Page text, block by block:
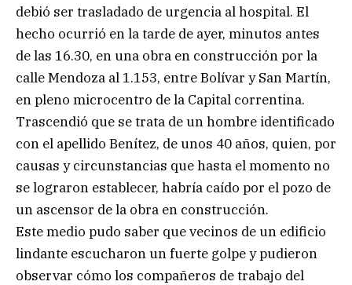
debió ser trasladado de urgencia al hospital. El
hecho ocurrió en la tarde de ayer, minutos antes
de las 16.30, en una obra en construcción por la
calle Mendoza al 1.153, entre Bolívar y San Martín,
en pleno microcentro de la Capital correntina.
Trascendió que se trata de un hombre identificado
con el apellido Benítez, de unos 40 años, quien, por
causas y circunstancias que hasta el momento no
se lograron establecer, habría caído por el pozo de
un ascensor de la obra en construcción.
Este medio pudo saber que vecinos de un edificio
lindante escucharon un fuerte golpe y pudieron
observar cómo los compañeros de trabajo del